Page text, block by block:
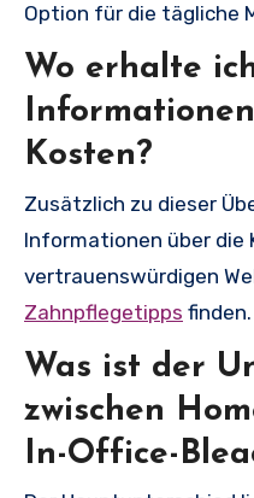
Option für die tägliche
Wo erhalte
Kosten?
Zusätzlich zu dieser
Informationen über die
vertrauenswürdigen
Zahnpflegetipps finden.
Was ist der
zwischen
In-Office-